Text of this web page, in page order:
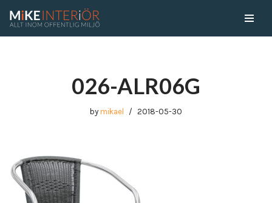
026-ALR06G
by mikael 2018-05-30